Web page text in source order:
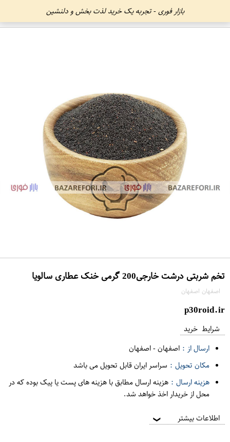
بازار فوری - تجربه یک خرید لذت بخش و دلنشین
تخم شربتی درشت خارجی200 گرمی خنک عطاری سالویا
اصفهان اصفهان
p30roid.ir
شرایط خرید
ارسال از : اصفهان-اصفهان
مکان تحویل : سراسر ایران قابل تحویل می باشد
هزینه ارسال : هزینه ارسال مطابق با هزینه های پست یا پیک بوده که در
محل از خریدار اخذ خواهد شد.
اطلاعات بیشتر ❯